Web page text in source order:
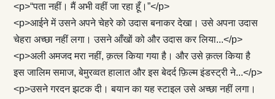
<p>“पता नहीं। मैं अभी वहीं जा रहा हूँ।”</p>
<p>आईने में उसने अपने चेहरे को उदास बनाकर देखा। उसे अपना उदास
चेहरा अच्छा नहीं लगा। उसने आँखों को और उदास कर लिया...</p>
<p>अली अमजद मरा नहीं, क़त्ल किया गया है। और उसे क़त्ल किया है
इस जालिम समाज, बेमुरव्वत हालात और इस बेदर्द फ़िल्म इंडस्ट्री ने...</p>
<p>उसने गरदन झटक दी। बयान का यह स्टाइल उसे अच्छा नहीं लगा।